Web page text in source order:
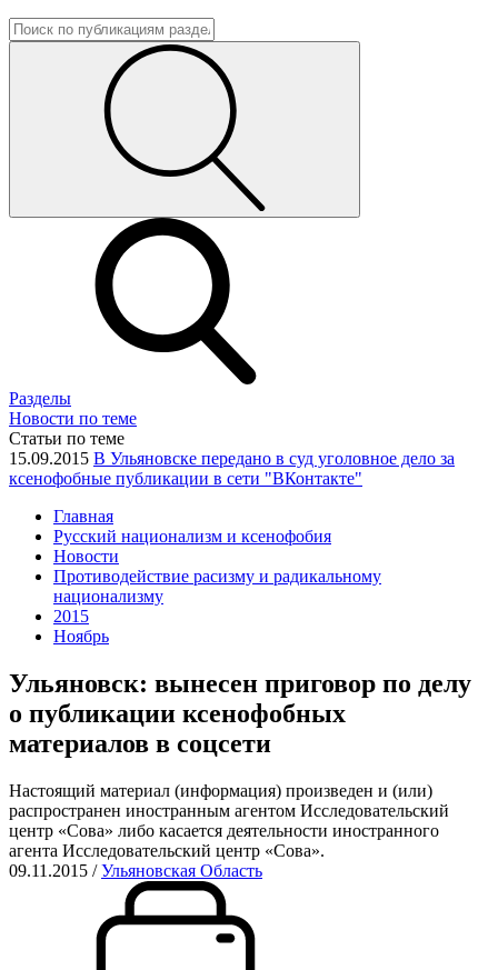
Разделы
Новости по теме
Статьи по теме
15.09.2015 В Ульяновске передано в суд уголовное дело за
ксенофобные публикации в сети "ВКонтакте"
Главная
Русский национализм и ксенофобия
Новости
Противодействие расизму и радикальному
национализму
2015
Ноябрь
Ульяновск: вынесен приговор по делу
о публикации ксенофобных
материалов в соцсети
Настоящий материал (информация) произведен и (или)
распространен иностранным агентом Исследовательский
центр «Сова» либо касается деятельности иностранного
агента Исследовательский центр «Сова».
09.11.2015 /Ульяновская Область